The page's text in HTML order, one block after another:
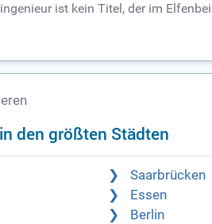
ist kein Titel, der im
den größten Städten
Saarbrücken
Essen
Berlin